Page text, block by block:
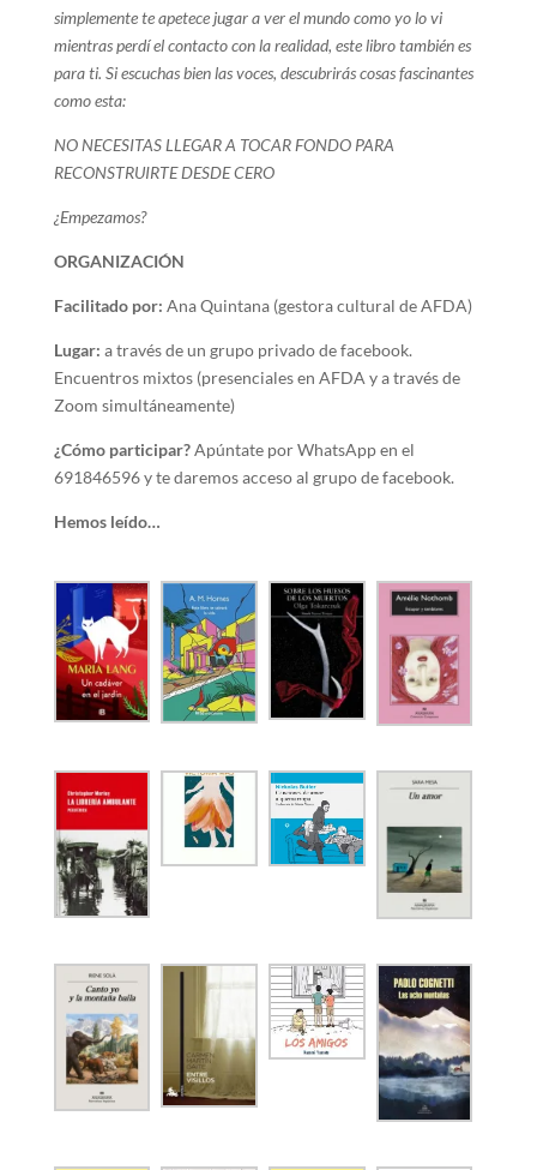
simplemente te apetece jugar a ver el mundo como yo lo vi
mientras perdí el contacto con la realidad, este libro también es
para ti. Si escuchas bien las voces, descubrirás cosas fascinantes
como esta:
NO NECESITAS LLEGAR A TOCAR FONDO PARA
RECONSTRUIRTE DESDE CERO
¿Empezamos?
ORGANIZACIÓN
Facilitado por: Ana Quintana (gestora cultural de AFDA)
Lugar: a través de un grupo privado de facebook.
Encuentros mixtos (presenciales en AFDA y a través de
Zoom simultáneamente)
¿Cómo participar?Apúntate por WhatsApp en el
691846596 y te daremos acceso al grupo de facebook.
Hemos leído…